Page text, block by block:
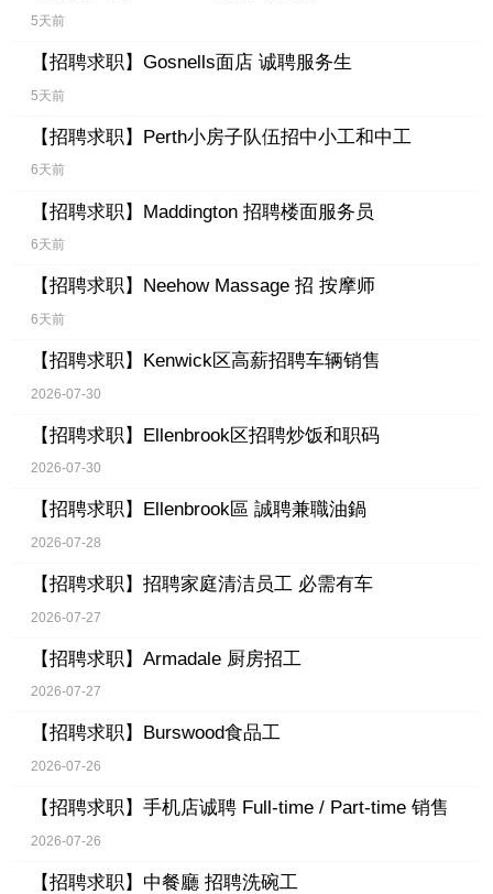
5天前
【招聘求职】 Gosnells面店 诚聘服务生
5天前
【招聘求职】 Perth小房子队伍招中小工和中工
6天前
【招聘求职】 Maddington 招聘楼面服务员
6天前
【招聘求职】 Neehow Massage 招 按摩师
6天前
【招聘求职】 Kenwick区高薪招聘车辆销售
2026-07-30
【招聘求职】 Ellenbrook区招聘炒饭和职码
2026-07-30
【招聘求职】 Ellenbrook區 誠聘兼職油鍋
2026-07-28
【招聘求职】 招聘家庭清洁员工 必需有车
2026-07-27
【招聘求职】 Armadale 厨房招工
2026-07-27
【招聘求职】 Burswood食品工
2026-07-26
【招聘求职】 手机店诚聘 Full-time / Part-time 销售
2026-07-26
【招聘求职】 中餐廳 招聘洗碗工